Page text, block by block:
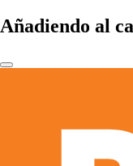
Añadiendo al